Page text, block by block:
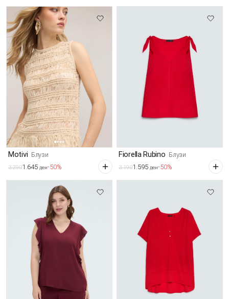
Motivi Блузи
3.2901.645 ден-50%
Fiorella Rubino Блузи
3.1901.595 ден-50%